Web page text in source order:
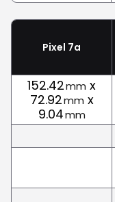
Pixel 7a
152.42mm x
72.92mm x
9.04mm